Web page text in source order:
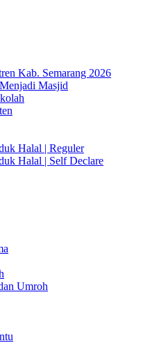
Kab. Semarang 2026
Masjid
Halal | Reguler
Halal | Self Declare
Umroh